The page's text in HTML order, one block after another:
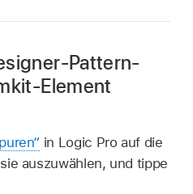
Pattern-
Element
in Logic Pro auf die
auszuwählen, und tippe